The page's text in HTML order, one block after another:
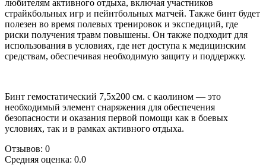
любителям активного отдыха, включая участников
страйкбольных игр и пейнтбольных матчей. Также бинт будет
полезен во время полевых тренировок и экспедиций, где
риски получения травм повышены. Он также подходит для
использования в условиях, где нет доступа к медицинским
средствам, обеспечивая необходимую защиту и поддержку.
Бинт гемостатический 7,5х200 см. с каолином — это
необходимый элемент снаряжения для обеспечения
безопасности и оказания первой помощи как в боевых
условиях, так и в рамках активного отдыха.
Отзывов: 0
Средняя оценка: 0.0